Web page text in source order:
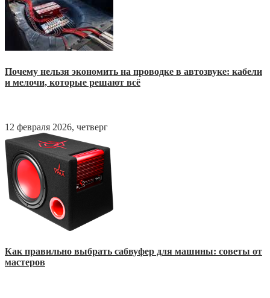
Почему нельзя экономить на проводке в автозвуке: кабели
и мелочи, которые решают всё
12 февраля 2026, четверг
Как правильно выбрать сабвуфер для машины: советы от
мастеров